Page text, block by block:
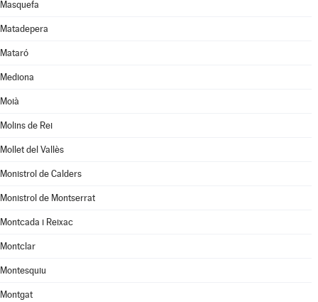
Masquefa
Matadepera
Mataró
Mediona
Moià
Molins de Rei
Mollet del Vallès
Monistrol de Calders
Monistrol de Montserrat
Montcada i Reixac
Montclar
Montesquiu
Montgat